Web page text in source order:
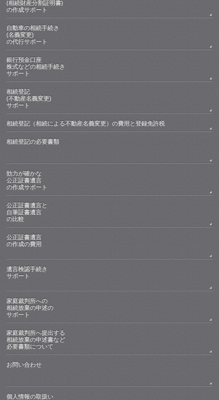
(相続財産分割証明書)
の作成サポート
自動車の相続手続き
(名義変更)
の代行サポート
銀行預金口座
株式などの相続手続き
サポート
相続登記
(不動産名義変更)
サポート
相続登記（相続による不動産名義変更）の費用と登録免許税
相続登記の必要書類
効力が確かな
公正証書遺言
の作成サポート
公正証書遺言と
自筆証書遺言
の比較
公正証書遺言
の作成の費用
遺言検認手続き
サポート
家庭裁判所への
相続放棄の申述の
サポート
家庭裁判所へ提出する
相続放棄の申述書など
必要書類について
お問い合わせ
個人情報の取扱い